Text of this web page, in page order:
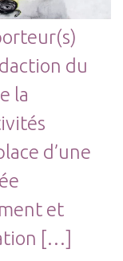
du
la
d’une
et
[…]